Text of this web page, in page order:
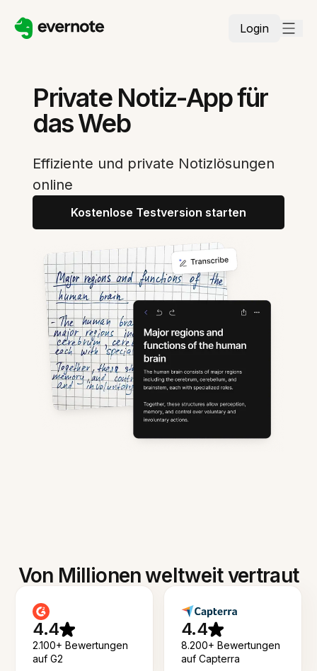
Login
Private Notiz-App für
das Web
Effiziente und private Notizlösungen
online
Kostenlose Testversion starten
Von Millionen weltweit vertraut
4.4
2.100+ Bewertungen
auf G2
4.4
8.200+ Bewertungen
auf Capterra